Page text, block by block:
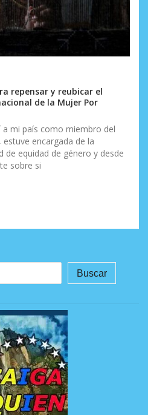
repensar y reubicar el
de la Mujer Por
mi país como miembro del
encargada de la
de equidad de género y desde
sobre si
Buscar